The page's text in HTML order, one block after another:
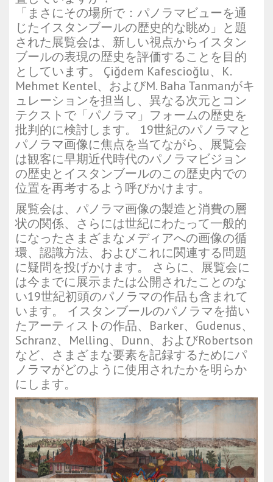
「まさにその場所で：パノラマビューを通
じたイスタンブールの歴史的な眺め」と題
された展覧会は、新しい視点からイスタン
ブールの表現の歴史を評価することを目的
としています。 Çiğdem Kafescioğlu、K.
Mehmet Kentel、およびM. Baha Tanmanがキ
ュレーションを担当し、異なる次元とコン
テクストで「パノラマ」フォームの歴史を
批判的に検討します。 19世紀のパノラマと
パノラマ画像に焦点を当てながら、展覧会
は観客に早期近代時代のパノラマビジョン
の歴史とイスタンブールのこの歴史内での
位置を再考するよう呼びかけます。
展覧会は、パノラマ画像の製造と消費の層
状の関係、さらには世紀にわたって一般的
になったさまざまなメディアへの画像の循
環、認識方法、およびこれに関連する問題
に疑問を投げかけます。 さらに、展覧会に
は今までに展示または公開されたことのな
い19世紀初頭のパノラマの作品も含まれて
います。 イスタンブールのパノラマを描い
たアーティストの作品、Barker、Gudenus、
Schranz、Melling、Dunn、およびRobertson
など、さまざまな要素を記録するためにパ
ノラマがどのように使用されたかを明らか
にします。